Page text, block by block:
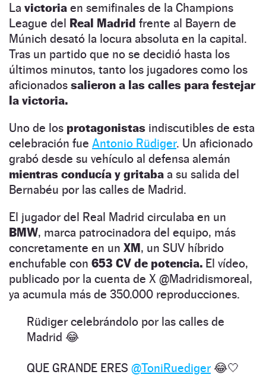
La victoria en semifinales de la Champions
League del Real Madrid frente al Bayern de
Múnich desató la locura absoluta en la capital.
Tras un partido que no se decidió hasta los
últimos minutos, tanto los jugadores como los
aficionados salieron a las calles para festejar
la victoria.
Uno de los protagonistas indiscutibles de esta
celebración fue Antonio Rüdiger. Un aficionado
grabó desde su vehículo al defensa alemán
mientras conducía y gritaba a su salida del
Bernabéu por las calles de Madrid.
El jugador del Real Madrid circulaba en un
BMW, marca patrocinadora del equipo, más
concretamente en un XM, un SUV híbrido
enchufable con 653 CV de potencia. El vídeo,
publicado por la cuenta de X @Madridismoreal,
ya acumula más de 350.000 reproducciones.
Rüdiger celebrándolo por las calles de
Madrid 😂
QUE GRANDE ERES @ToniRuediger 😂🤍